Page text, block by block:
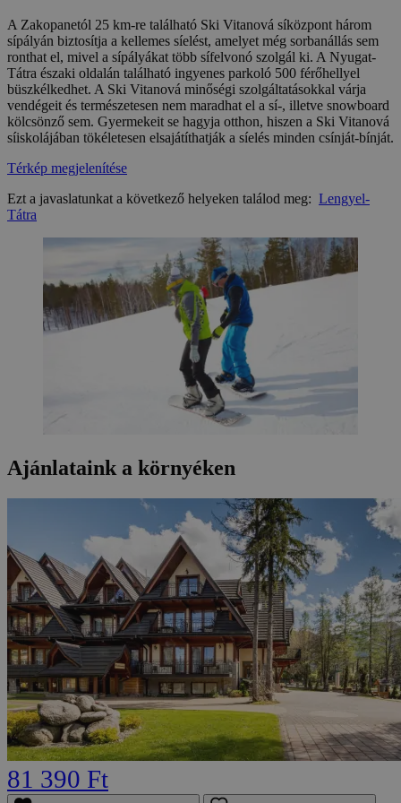
A Zakopanetól 25 km-re található Ski Vitanová síközpont három
sípályán biztosítja a kellemes síelést, amelyet még sorbanállás sem
ronthat el, mivel a sípályákat több sífelvonó szolgál ki. A Nyugat-
Tátra északi oldalán található ingyenes parkoló 500 férőhellyel
büszkélkedhet. A Ski Vitanová minőségi szolgáltatásokkal várja
vendégeit és természetesen nem maradhat el a sí-, illetve snowboard
kölcsönző sem. Gyermekeit se hagyja otthon, hiszen a Ski Vitanová
síiskolájában tökéletesen elsajátíthatják a síelés minden csínját-bínját.
Térkép megjelenítése
Ezt a javaslatunkat a következő helyeken találod meg: Lengyel-
Tátra
Ajánlataink a környéken
81 390 Ft